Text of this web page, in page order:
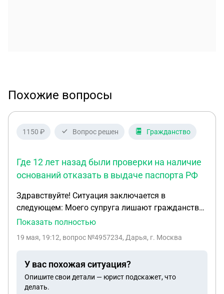
Похожие вопросы
1150 ₽ Вопрос решен Гражданство
Где 12 лет назад были проверки на наличие
оснований отказать в выдаче паспорта РФ
Здравствуйте! Ситуация заключается в
следующем: Моего супруга лишают гражданства
РФ, так как на момент присоединения Крыма и
супруг подал заявление о желании сохранить
заявление он это написал не из-за политических
соображений, а исключительно потому что на
момент присоединения проходил очную форму
Показать полностью
19 мая, 19:12, вопрос №4957234, Дарья, г. Москва
У вас похожая ситуация?
Опишите свои детали — юрист подскажет, что
делать.